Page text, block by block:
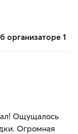
об организаторе 1
Ощущалось
Огромная